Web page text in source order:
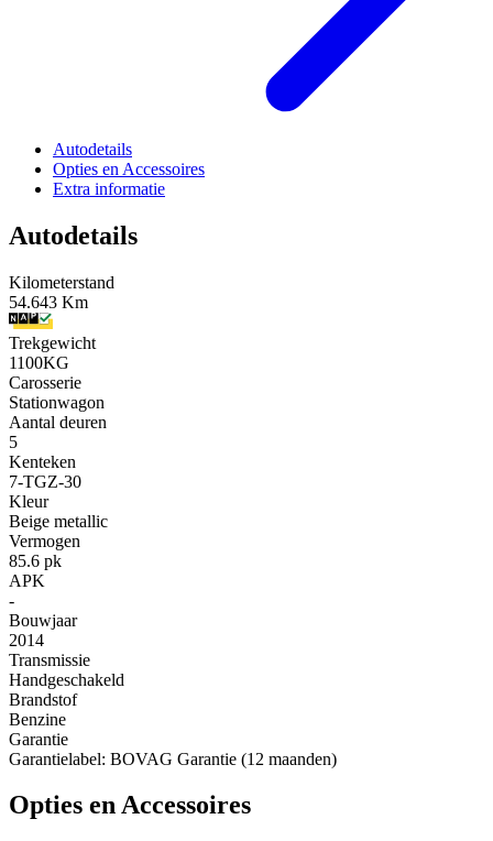
Autodetails
Opties en Accessoires
Extra informatie
Autodetails
Kilometerstand
54.643 Km
Trekgewicht
1100KG
Carosserie
Stationwagon
Aantal deuren
5
Kenteken
7-TGZ-30
Kleur
Beige metallic
Vermogen
85.6 pk
APK
-
Bouwjaar
2014
Transmissie
Handgeschakeld
Brandstof
Benzine
Garantie
Garantielabel: BOVAG Garantie (12 maanden)
Opties en Accessoires